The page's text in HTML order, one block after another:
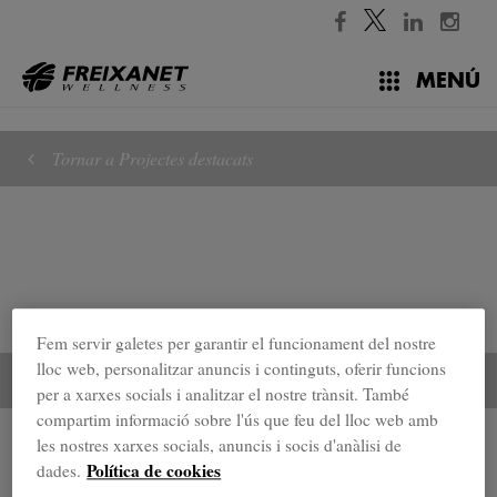
MENÚ
Tornar a Projectes destacats
Projectes destacats
Fem servir galetes per garantir el funcionament del nostre
lloc web, personalitzar anuncis i continguts, oferir funcions
per a xarxes socials i analitzar el nostre trànsit. També
compartim informació sobre l'ús que feu del lloc web amb
les nostres xarxes socials, anuncis i socis d'anàlisi de
dades. Política de cookies